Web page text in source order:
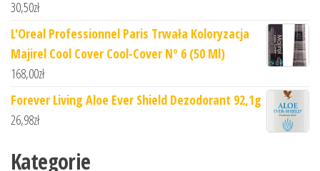
30,50zł
L'Oreal Professionnel Paris Trwała Koloryzacja
Majirel Cool Cover Cool-Cover Nº 6 (50 Ml)
168,00zł
Forever Living Aloe Ever Shield Dezodorant 92,1g
26,98zł
Kategorie